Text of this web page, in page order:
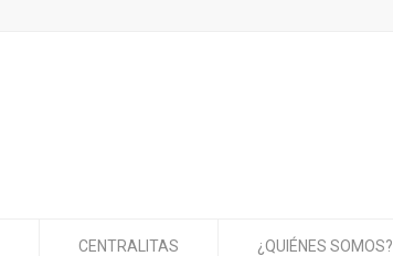
CENTRALITAS ¿QUIÉNES SOMOS?